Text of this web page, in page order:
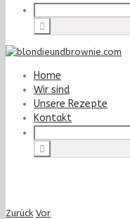
Home
Wir sind
Unsere Rezepte
Kontakt
Zurück Vor